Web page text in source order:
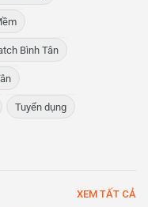
Bình Tân
Tuyển dụng
XEM TẤT CẢ